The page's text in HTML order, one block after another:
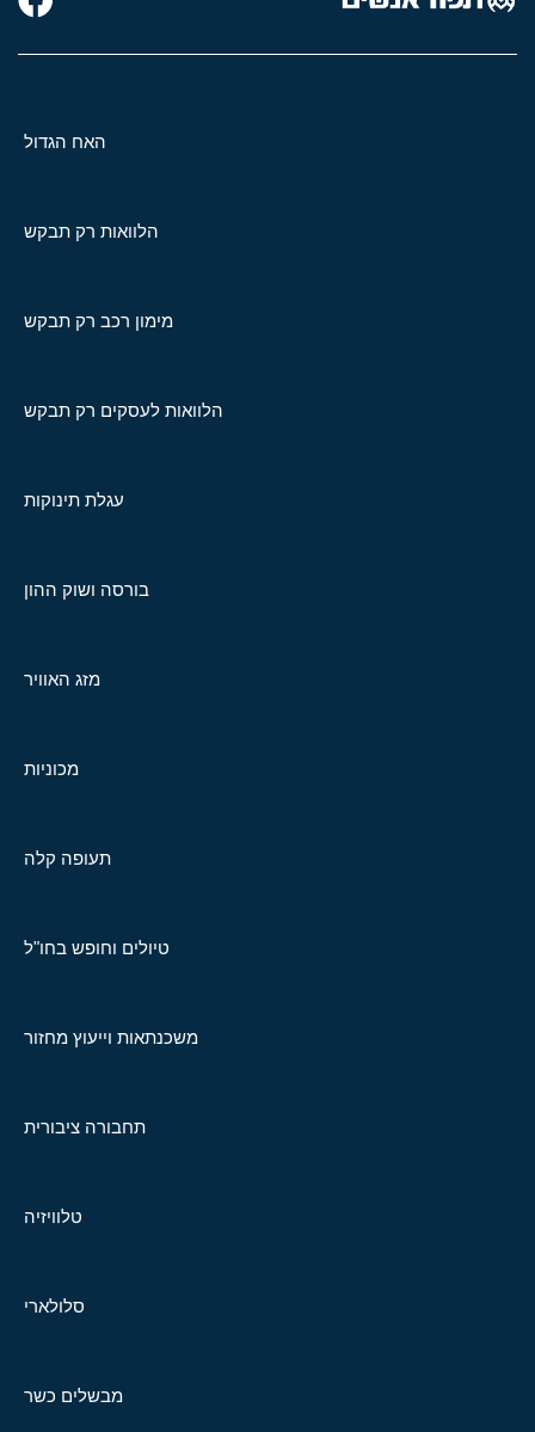
האח הגדול
הלוואות רק תבקש
מימון רכב רק תבקש
הלוואות לעסקים רק תבקש
עגלת תינוקות
בורסה ושוק ההון
מזג האוויר
מכוניות
תעופה קלה
טיולים וחופש בחו"ל
משכנתאות וייעוץ מחזור
תחבורה ציבורית
טלוויזיה
סלולארי
מבשלים כשר